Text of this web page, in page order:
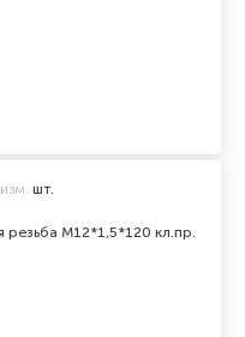
резьба M12*1,5*120 кл.пр.
шт.